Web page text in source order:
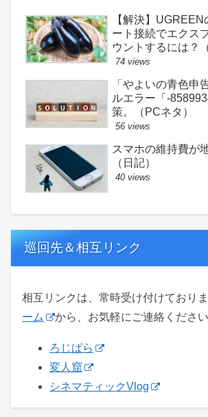
【解決】
ート接続でエクス
ウントするには？
74 views
「やよいの青色申
ルエラー「-
策。（PCネタ）
56 views
スマホの維持費が
（日記）
40 views
巡回先＆相互リンク
相互リンクは、常時受け付けておりま
ーム
から、お気軽にご連絡ください
ろじぱら
変人窟
シネマティックVlog